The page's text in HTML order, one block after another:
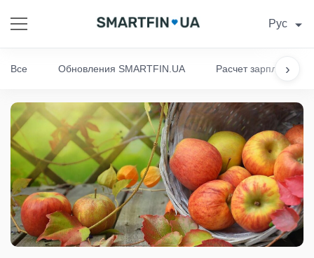
Рус
›
Все Обновления SMARTFIN.UA Расчет зарплаты